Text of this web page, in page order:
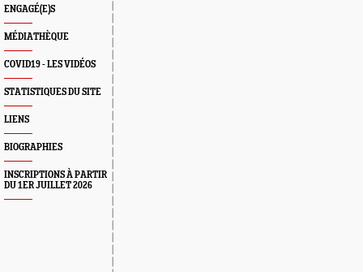
ENGAGÉ(E)S
MÉDIATHÈQUE
COVID19 - LES VIDÉOS
STATISTIQUES DU SITE
LIENS
BIOGRAPHIES
INSCRIPTIONS À PARTIR
DU 1ER JUILLET 2026